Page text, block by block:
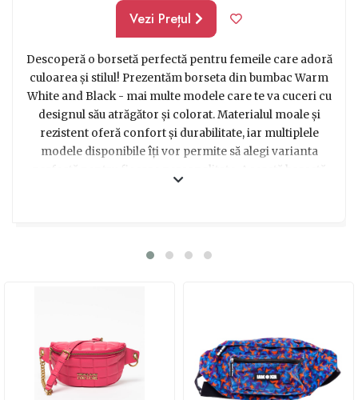
Vezi Prețul
Descoperă o borsetă perfectă pentru femeile care adoră
culoarea și stilul! Prezentăm borseta din bumbac Warm
White and Black - mai multe modele care te va cuceri cu
designul său atrăgător și colorat. Materialul moale și
rezistent oferă confort și durabilitate, iar multiplele
modele disponibile îți vor permite să alegi varianta
perfectă pentru fiecare personalitate. Această borsetă
speciale, borseta noastră este partenera perfectă.